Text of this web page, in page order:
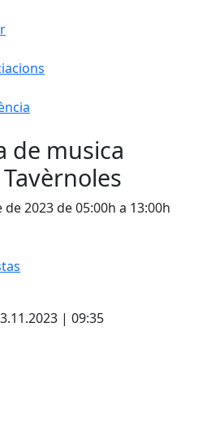
de musica
2023 de 05:00h a 13:00h
| 09:35